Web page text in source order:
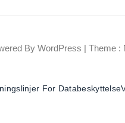
By WordPress | Theme :
For Databeskyttelse